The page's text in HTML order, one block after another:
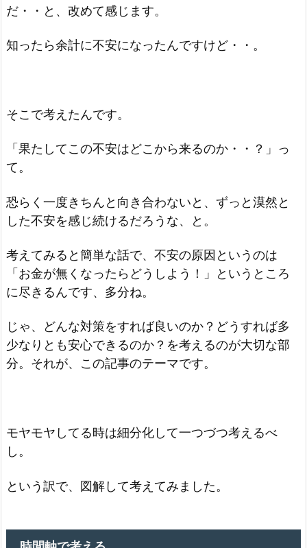
だ・・と、改めて感じます。
知ったら余計に不安になったんですけど・・。
そこで考えたんです。
「果たしてこの不安はどこから来るのか・・？」っ
て。
恐らく一度きちんと向き合わないと、ずっと漠然と
した不安を感じ続けるだろうな、と。
考えてみると簡単な話で、不安の原因というのは
「お金が無くなったらどうしよう！」というところ
に尽きるんです、多分ね。
じゃ、どんな対策をすれば良いのか？どうすれば多
少なりとも安心できるのか？を考えるのが大切な部
分。それが、この記事のテーマです。
モヤモヤしてる時は細分化して一つづつ考えるべ
し。
という訳で、図解して考えてみました。